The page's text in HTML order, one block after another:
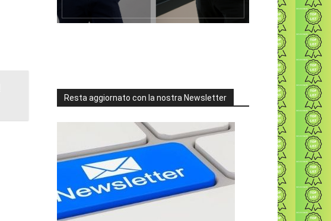
Resta aggiornato con la nostra Newsletter